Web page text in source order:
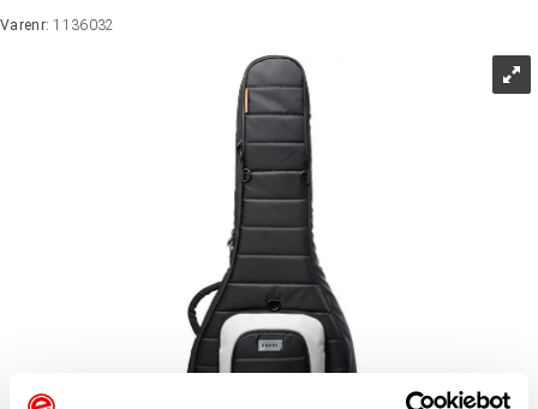
Varenr:1136032